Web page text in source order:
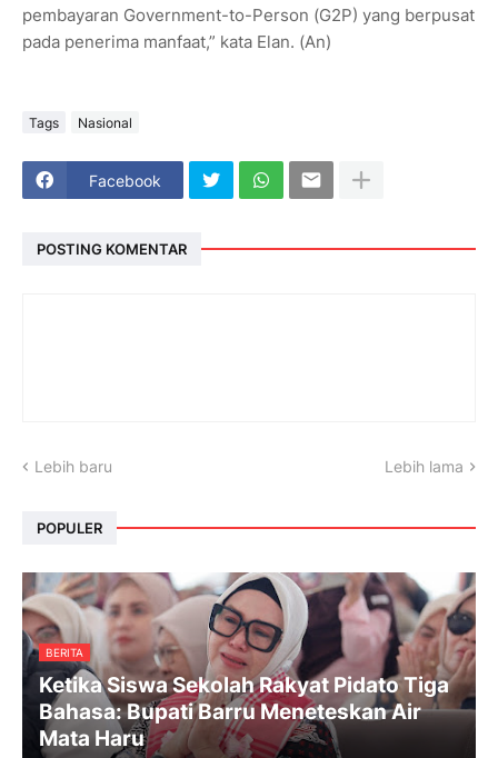
pembayaran Government-to-Person (G2P) yang berpusat
pada penerima manfaat,” kata Elan. (An)
Tags Nasional
Facebook
POSTING KOMENTAR
Lebih baru Lebih lama
POPULER
BERITA
Ketika Siswa Sekolah Rakyat Pidato Tiga
Bahasa: Bupati Barru Meneteskan Air
Mata Haru